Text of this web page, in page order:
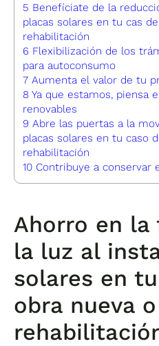
5 Benefíciate de la
placas solares en tu cas
rehabilitación
6 Flexibilización de los
para autoconsumo
7 Aumenta el valor de tu
8 Ya que estamos, piensa
renovables
9 Abre las puertas a la
placas solares en tu caso
rehabilitación
10 Contribuye a conservar
Ahorro en la
la luz al
solares en
obra nueva